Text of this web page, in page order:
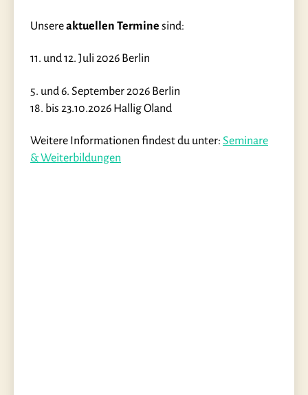
Unsereaktuellen Termine sind:
11. und 12. Juli 2026 Berlin
5. und 6. September 2026 Berlin
18. bis 23.10.2026 Hallig Oland
Weitere Informationen findest du unter: Seminare
& Weiterbildungen